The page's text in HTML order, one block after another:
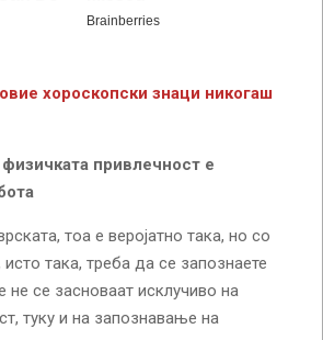
хороскопски знаци никогаш
привлечност е
тоа е веројатно така, но со
така, треба да се запознаете
не се засноваат исклучиво на
туку и на запознавање на